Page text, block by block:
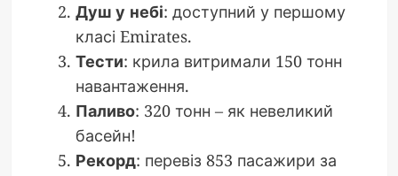
Душ у небі: доступний у першому
класі Emirates.
Тести: крила витримали 150 тонн
навантаження.
Паливо: 320 тонн – як невеликий
басейн!
Рекорд: перевіз 853 пасажири за